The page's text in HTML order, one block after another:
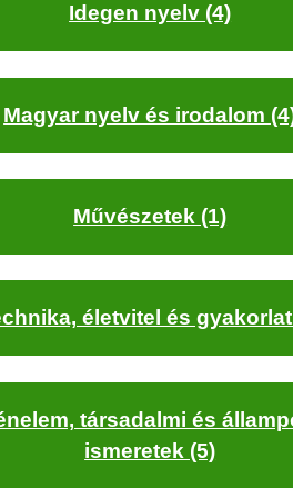
Idegen nyelv (4)
Magyar nyelv és irodalom
Művészetek (1)
életvitel és gyakorlat
társadalmi és
ismeretek (5)